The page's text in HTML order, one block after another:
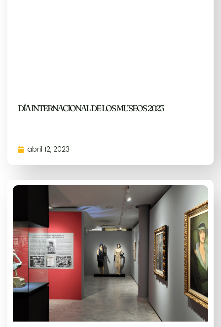
DÍA INTERNACIONAL DE LOS MUSEOS 2023
abril 12, 2023